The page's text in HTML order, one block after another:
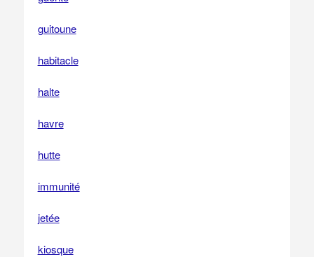
guitoune
habitacle
halte
havre
hutte
immunité
jetée
kiosque